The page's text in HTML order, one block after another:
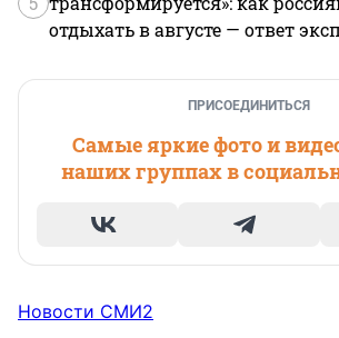
отдыхать в августе — ответ
ПРИСОЕДИНИТЬСЯ
Самые яркие фото и
наших группах в
Новости СМИ2